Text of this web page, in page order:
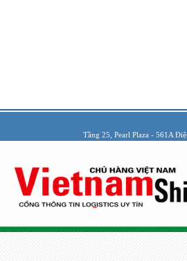
Tầng 25, Pearl Plaza - 561A